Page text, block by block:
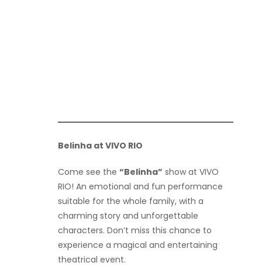
Belinha at VIVO RIO
Come see the “Belinha” show at VIVO
RIO! An emotional and fun performance
suitable for the whole family, with a
charming story and unforgettable
characters. Don’t miss this chance to
experience a magical and entertaining
theatrical event.